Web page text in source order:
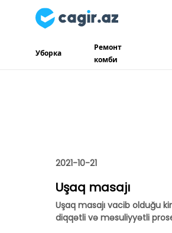
Уборка
Ремонт
комби
2021-10-21
Uşaq masajı
Uşaq masajı vacib olduğu
diqqətli və məsuliyyətli